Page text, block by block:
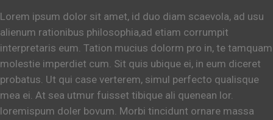
Lorem ipsum dolor sit amet, id duo diam scaevola, ad usu
alienum rationibus philosophia,ad etiam corrumpit
interpretaris eum. Tation mucius dolorm pro in, te tamquam
molestie imperdiet cum. Sit quis ubique ei, in eum diceret
probatus. Ut qui case verterem, simul perfecto qualisque
mea ei. At sea utmur fuisset tibique ali quenean lor.
loremispum doler bovum. Morbi tincidunt ornare massa